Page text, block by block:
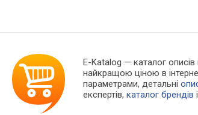
E-Katalog — каталог
найкращою ціною в
параметрами, детальні
експертів,каталог брендів